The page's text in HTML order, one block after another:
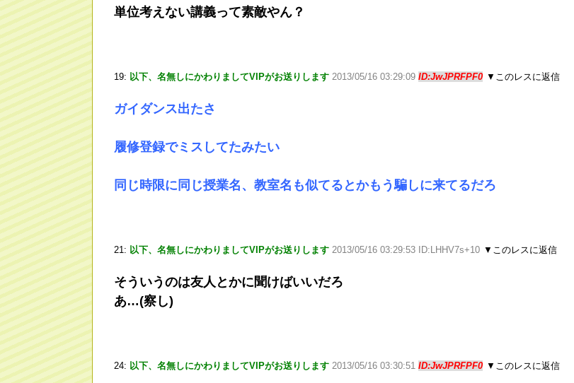
単位考えない講義って素敵やん？
19: 以下、名無しにかわりましてVIPがお送りします 2013/05/16 03:29:09 ID:JwJPRFPF0 ▼このレスに返信
ガイダンス出たさ
履修登録でミスしてたみたい
同じ時限に同じ授業名、教室名も似てるとかもう騙しに来てるだろ
21: 以下、名無しにかわりましてVIPがお送りします 2013/05/16 03:29:53 ID:LHHV7s+10 ▼このレスに返信
そういうのは友人とかに聞けばいいだろ
あ…(察し)
24: 以下、名無しにかわりましてVIPがお送りします 2013/05/16 03:30:51 ID:JwJPRFPF0 ▼このレスに返信